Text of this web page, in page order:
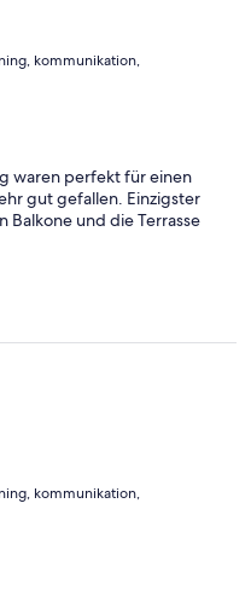
kommunikation,
waren perfekt für einen
gut gefallen. Einzigster
Balkone und die Terrasse
kommunikation,